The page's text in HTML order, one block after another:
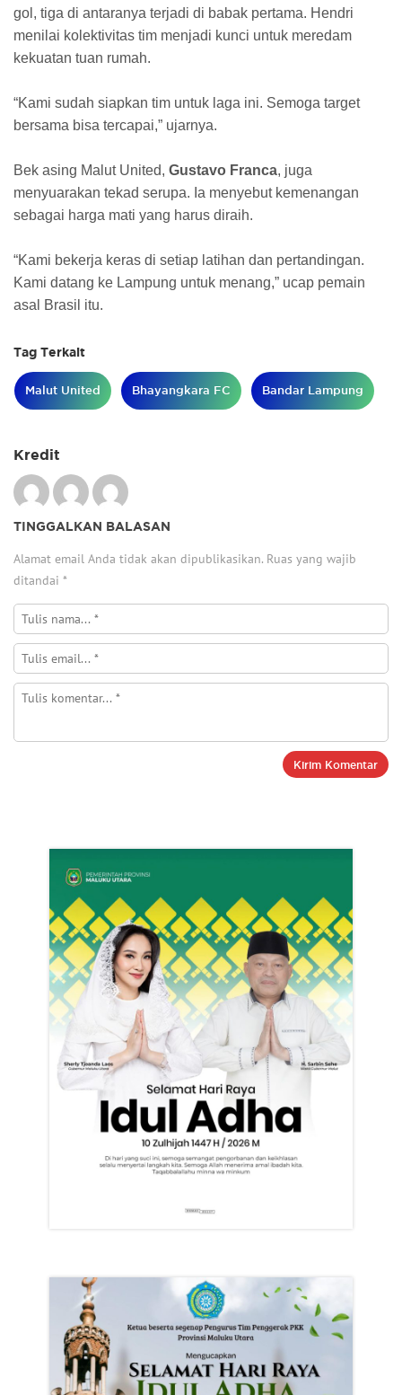
gol, tiga di antaranya terjadi di babak pertama. Hendri
menilai kolektivitas tim menjadi kunci untuk meredam
kekuatan tuan rumah.
“Kami sudah siapkan tim untuk laga ini. Semoga target
bersama bisa tercapai,” ujarnya.
Bek asing Malut United, Gustavo Franca, juga
menyuarakan tekad serupa. Ia menyebut kemenangan
sebagai harga mati yang harus diraih.
“Kami bekerja keras di setiap latihan dan pertandingan.
Kami datang ke Lampung untuk menang,” ucap pemain
asal Brasil itu.
Tag Terkait
Malut United Bhayangkara FC Bandar Lampung
Kredit
TINGGALKAN BALASAN
Alamat email Anda tidak akan dipublikasikan. Ruas yang wajib
ditandai *